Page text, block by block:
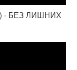
- БЕЗ ЛИШНИХ